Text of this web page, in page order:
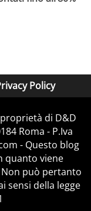
Policy
di D&D
Roma - P.Iva
- Questo blog
quanto viene
può pertanto
sensi della legge